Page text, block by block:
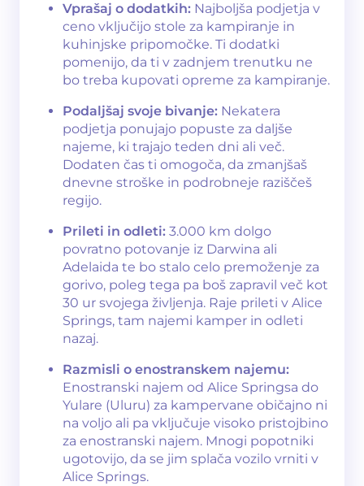
Vprašaj o dodatkih: Najboljša podjetja v
ceno vključijo stole za kampiranje in
kuhinjske pripomočke. Ti dodatki
pomenijo, da ti v zadnjem trenutku ne
bo treba kupovati opreme za kampiranje.
Podaljšaj svoje bivanje: Nekatera
podjetja ponujajo popuste za daljše
najeme, ki trajajo teden dni ali več.
Dodaten čas ti omogoča, da zmanjšaš
dnevne stroške in podrobneje raziščeš
regijo.
Prileti in odleti: 3.000 km dolgo
povratno potovanje iz Darwina ali
Adelaida te bo stalo celo premoženje za
gorivo, poleg tega pa boš zapravil več kot
30 ur svojega življenja. Raje prileti v Alice
Springs, tam najemi kamper in odleti
nazaj.
Razmisli o enostranskem najemu:
Enostranski najem od Alice Springsa do
Yulare (Uluru) za kampervane običajno ni
na voljo ali pa vključuje visoko pristojbino
za enostranski najem. Mnogi popotniki
ugotovijo, da se jim splača vozilo vrniti v
Alice Springs.